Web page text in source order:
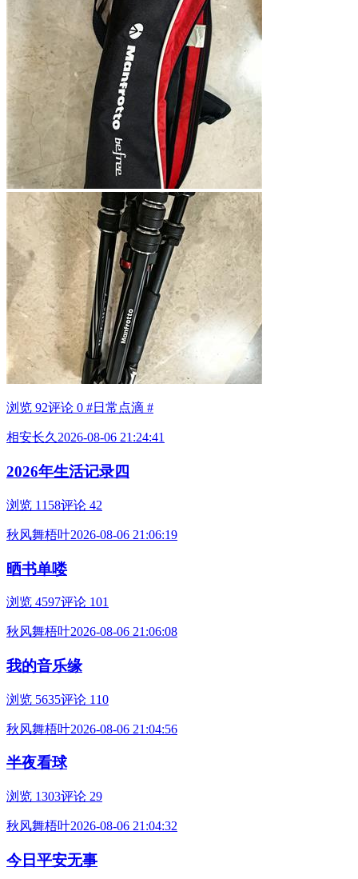
浏览 92评论 0 #日常点滴 #
相安长久 2026-08-06 21:24:41
2026年生活记录四
浏览 1158评论 42
秋风舞梧叶2026-08-06 21:06:19
晒书单喽
浏览 4597评论 101
秋风舞梧叶2026-08-06 21:06:08
我的音乐缘
浏览 5635评论 110
秋风舞梧叶2026-08-06 21:04:56
半夜看球
浏览 1303评论 29
秋风舞梧叶2026-08-06 21:04:32
今日平安无事